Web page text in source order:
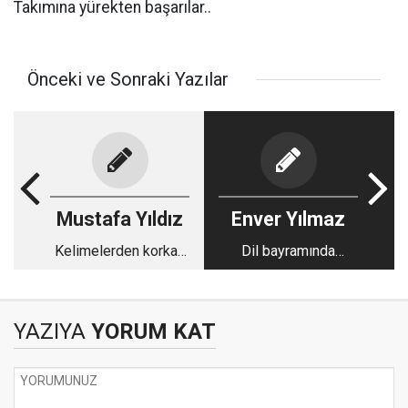
Takımına yürekten başarılar..
Önceki ve Sonraki Yazılar
Mustafa Yıldız
Kelimelerden korkan
Enver Yılmaz
Dil bayramında
asimilasyon gerçeği
YAZIYA YORUM KAT